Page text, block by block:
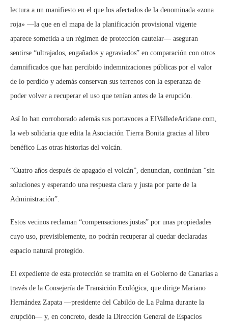
lectura a un manifiesto en el que los afectados de la denominada «zona
roja» —la que en el mapa de la planificación provisional vigente
aparece sometida a un régimen de protección cautelar— aseguran
sentirse “ultrajados, engañados y agraviados” en comparación con otros
damnificados que han percibido indemnizaciones públicas por el valor
de lo perdido y además conservan sus terrenos con la esperanza de
poder volver a recuperar el uso que tenían antes de la erupción.
Así lo han corroborado además sus portavoces a ElValledeAridane.com,
la web solidaria que edita la Asociación Tierra Bonita gracias al libro
benéfico Las otras historias del volcán.
“Cuatro años después de apagado el volcán”, denuncian, continúan “sin
soluciones y esperando una respuesta clara y justa por parte de la
Administración”.
Estos vecinos reclaman “compensaciones justas” por unas propiedades
cuyo uso, previsiblemente, no podrán recuperar al quedar declaradas
espacio natural protegido.
El expediente de esta protección se tramita en el Gobierno de Canarias a
través de la Consejería de Transición Ecológica, que dirige Mariano
Hernández Zapata —presidente del Cabildo de La Palma durante la
erupción— y, en concreto, desde la Dirección General de Espacios